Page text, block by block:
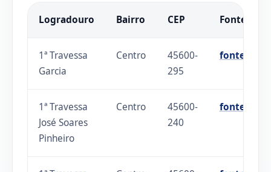
Logradouro Bairro CEP Fonte
1ª Travessa
Garcia
Centro
45600-
295
fonte
1ª Travessa
José Soares
Pinheiro
Centro
45600-
240
fonte